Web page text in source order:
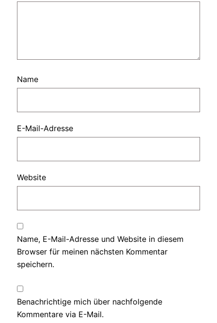
Name
E-Mail-Adresse
Website
Name, E-Mail-Adresse und Website in diesem
Browser für meinen nächsten Kommentar
speichern.
Benachrichtige mich über nachfolgende
Kommentare via E-Mail.